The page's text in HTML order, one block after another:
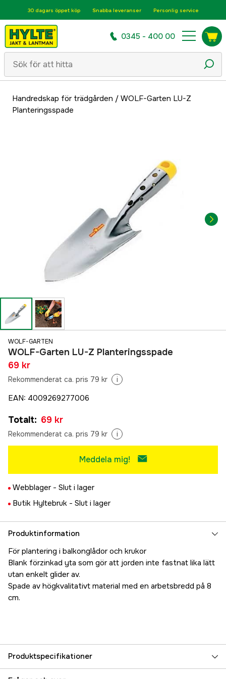
30 dagars öppet köp Snabba leveranser Personlig service
0345 - 400 00
Handredskap för trädgården / WOLF-Garten LU-Z
Planteringsspade
WOLF-GARTEN
WOLF-Garten LU-Z Planteringsspade
69 kr
Rekommenderat ca. pris 79 kr i
EAN: 4009269277006
Totalt: 69 kr
Rekommenderat ca. pris 79 kr i
Meddela mig!
Webblager - Slut i lager
Butik Hyltebruk - Slut i lager
Produktinformation
För plantering i balkonglådor och krukor
Blank förzinkad yta som gör att jorden inte fastnat lika lätt
utan enkelt glider av.
Spade av högkvalitativt material med en arbetsbredd på 8
cm.
Produktspecifikationer